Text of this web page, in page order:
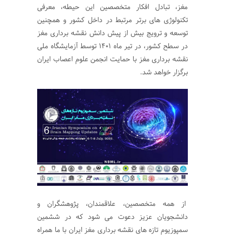
مغز، تبادل افکار متخصصین این حیطه، معرفی
تکنولوژی های برتر مرتبط در داخل کشور و همچنین
توسعه و ترویج بیش از پیش دانش نقشه برداری مغز
در سطح کشور، در تیر ماه 1401 توسط آزمایشگاه ملی
نقشه برداری مغز با حمایت انجمن علوم اعصاب ایران
برگزار خواهد شد.
از همه متخصصین، علاقمندان، پژوهشگران و
دانشجویان عزیز دعوت می شود که در ششمین
سمپوزیوم تازه های نقشه برداری مغز ایران با ما همراه